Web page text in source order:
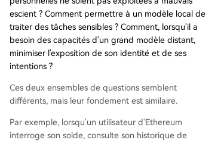
escient ? Comment permettre à un modèle local de
traiter des tâches sensibles ? Comment, lorsqu'il a
besoin des capacités d'un grand modèle distant,
minimiser l'exposition de son identité et de ses
intentions ?
Ces deux ensembles de questions semblent
différents, mais leur fondement est similaire.
Par exemple, lorsqu'un utilisateur d'Ethereum
interroge son solde, consulte son historique de